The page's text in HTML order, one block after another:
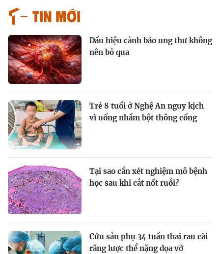
Tin mới
Dấu hiệu cảnh báo ung thư không
nên bỏ qua
Trẻ 8 tuổi ở Nghệ An nguy kịch
vì uống nhầm bột thông cống
Tại sao cần xét nghiệm mô bệnh
học sau khi cắt nốt ruồi?
Cứu sản phụ 34 tuần thai rau cài
răng lược thể nặng dọa vỡ